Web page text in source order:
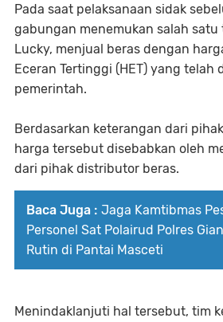
Pada saat pelaksanaan sidak
gabungan menemukan salah satu
Lucky, menjual beras dengan
Eceran Tertinggi (HET) yang telah
pemerintah.
Berdasarkan keterangan dari
harga tersebut disebabkan oleh
dari pihak distributor beras.
Baca Juga : Jaga Kamtibmas
Personel Sat Polairud Polres
Rutin di Pantai Masceti
Menindaklanjuti hal tersebut, tim